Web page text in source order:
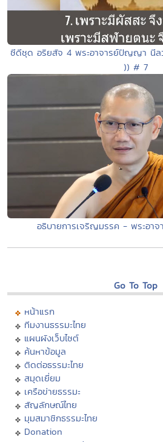
ซีดีชุด อริยสัจ 4 พระอาจารย์ปัญญา นี
)) # 7
อธิบายการเจริญมรรค - พระอา
Go To Top
หน้าแรก
ทีมงานธรรมะไทย
แผนผังเว็บไซต์
ค้นหาข้อมูล
ติดต่อธรรมะไทย
สมุดเยี่ยม
เครือข่ายธรรมะ
สัญลักษณ์ไทย
มุมสมาชิกธรรมะไทย
Donation